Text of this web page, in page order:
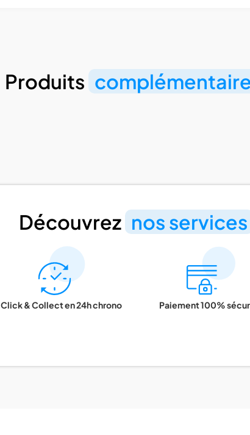
Produits
Découvrez nos services
Click & Collect en 24h chrono Paiement 100%